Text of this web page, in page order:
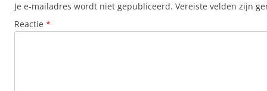
Je e-mailadres wordt niet gepubliceerd. Vereiste velden zijn
Reactie *